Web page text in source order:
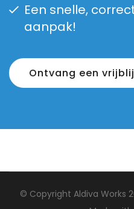
Een snelle,
aanpak!
Ontvang een
© Copyright Aldiva Works